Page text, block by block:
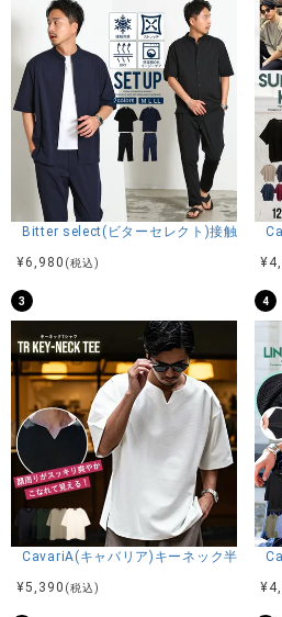
スタッフC(173cm/60kg)
体型：細身
普段着用サイズ：M
Mサイズ着用
商品説明
BITTER STORE(ビターストア)に、
存在感のあるアップリケ刺繍を贅
フロントにはブランドアイコンをモ
る刺繍デザインを配置し、シンプ
がりとなっています。
さらにバックにも刺繍デザインを
ら見ても存在感を放つ一枚に。
プリントでは表現できないアップ
と重厚感が、コーディネートにワン
スします。
素材には肌触りの良い天竺生地を
現。
程よくゆとりを持たせたセミビッグ
Bitter select(ビターセレクト)接触冷感
¥6,980 (税込)
¥
3
CavariA(キャバリア)キーネック半袖Tシ
¥5,390 (税込)
4
¥